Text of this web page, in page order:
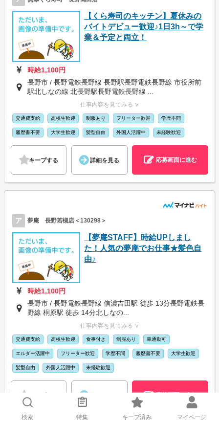
【くら寿司のキッチン】夏休みの
バイトデビュー歓迎♪1日3h～で学
業＆予定と両立！
時給1,100円
長野市 / 長野電鉄長野線 長野駅長野電鉄長野線 市役所前
駅北しなの線 北長野駅長野電鉄長野線 ...
仕事内容を見てみる ∨
交通費支給 高校生歓迎 制服あり フリーター歓迎 学歴不問
履歴書不要 大学生歓迎 髪型自由 外国人活躍中 未経験歓迎
キープする 詳細を見る 応募画面に進む
ア 夢庵 長野若槻店＜130298＞
【夢庵STAFF】時給UPしまし
た！人気の夢庵でお仕事★髪色自
由♪
時給1,100円
長野市 / 長野電鉄長野線 信濃吉田駅 徒歩 13分長野電鉄長
野線 桐原駅 徒歩 14分北しなの...
仕事内容を見てみる ∨
交通費支給 高校生歓迎 食事付き 制服あり 車通勤可
エルダー活躍中 フリーター歓迎 学歴不問 履歴書不要 大学生歓迎
髪型自由 外国人活躍中 未経験歓迎
応募画面に進む
検索 特集 キープ済み マイページ